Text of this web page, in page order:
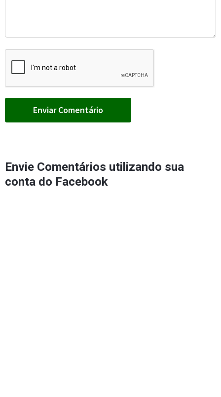
Envie Comentários utilizando sua
conta do Facebook